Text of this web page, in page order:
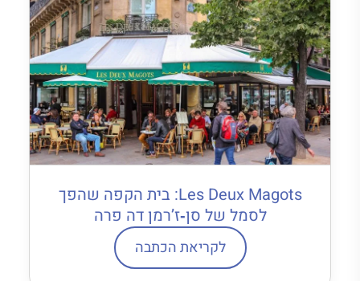
Les Deux Magots: בית הקפה שהפך
לסמל של סן‐ז’רמן דה פרה
לקריאת הכתבה